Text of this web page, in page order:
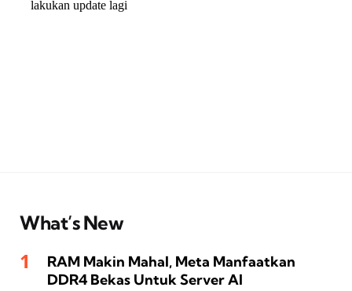
What’s New
RAM Makin Mahal, Meta Manfaatkan
DDR4 Bekas Untuk Server AI